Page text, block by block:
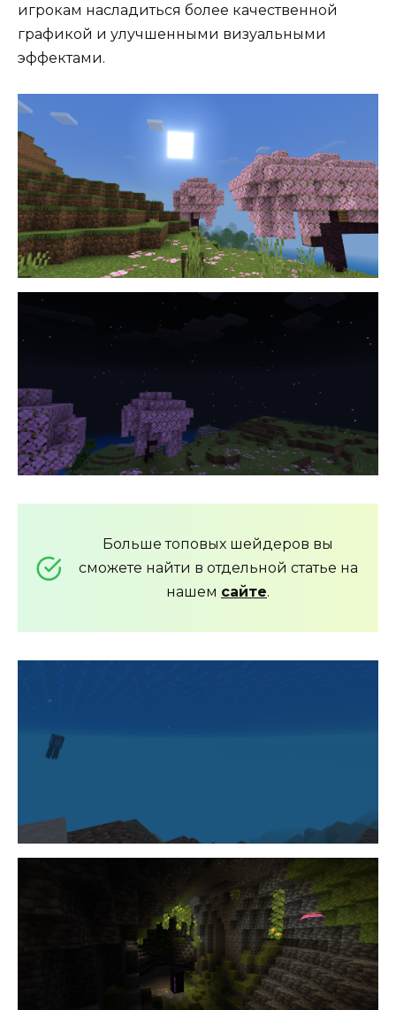
игрокам насладиться более качественной
графикой и улучшенными визуальными
эффектами.
Больше топовых шейдеров вы
сможете найти в отдельной статье на
нашем сайте.